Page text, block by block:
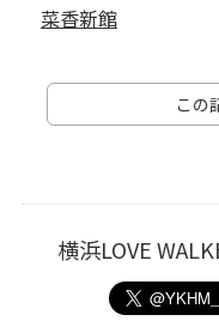
菜香新館
この
横浜LOVE